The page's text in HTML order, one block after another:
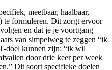
meetbaar, haalbaar,
te formuleren. Dit zorgt ervoor
en dat je je voortgang
van simpelweg te zeggen “ik
doel kunnen zijn: “ik wil
door drie keer per week
Dit soort specifieke doelen